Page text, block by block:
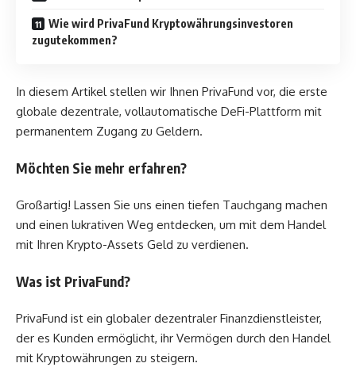
Wie wird PrivaFund Kryptowährungsinvestoren
zugutekommen?
In diesem Artikel stellen wir Ihnen PrivaFund vor, die erste
globale dezentrale, vollautomatische DeFi-Plattform mit
permanentem Zugang zu Geldern.
Möchten Sie mehr erfahren?
Großartig! Lassen Sie uns einen tiefen Tauchgang machen
und einen lukrativen Weg entdecken, um mit dem Handel
mit Ihren Krypto-Assets Geld zu verdienen.
Was ist PrivaFund?
PrivaFund ist ein globaler dezentraler Finanzdienstleister,
der es Kunden ermöglicht, ihr Vermögen durch den Handel
mit Kryptowährungen zu steigern.